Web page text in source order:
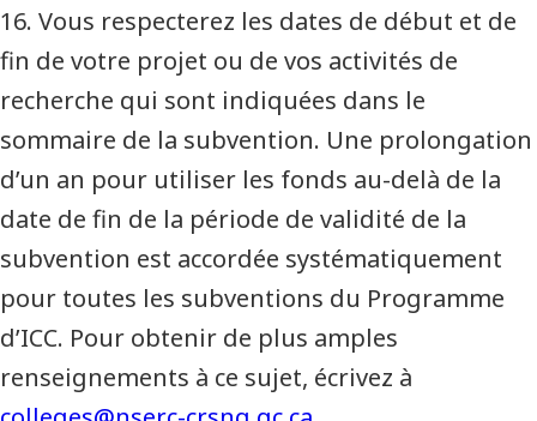
16. Vous respecterez les dates de début et de
fin de votre projet ou de vos activités de
recherche qui sont indiquées dans le
sommaire de la subvention. Une prolongation
d’un an pour utiliser les fonds au-delà de la
date de fin de la période de validité de la
subvention est accordée systématiquement
pour toutes les subventions du Programme
d’ICC. Pour obtenir de plus amples
renseignements à ce sujet, écrivez à